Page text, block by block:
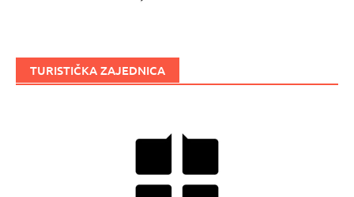
TURISTIČKA ZAJEDNICA